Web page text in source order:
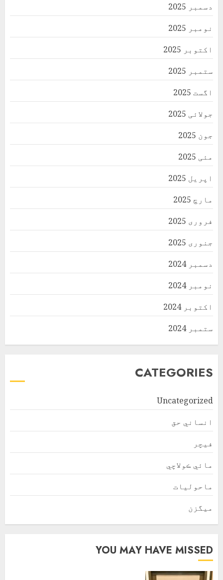
دسمبر 2025
نومبر 2025
اکتوبر 2025
ستمبر 2025
اگست 2025
جولائی 2025
جون 2025
مئی 2025
اپریل 2025
مارچ 2025
فروری 2025
جنوری 2025
دسمبر 2024
نومبر 2024
اکتوبر 2024
ستمبر 2024
CATEGORIES
Uncategorized
انساني حق
فیچر
مائي ڪولاچي
ماحولیات
ميگزن
YOU MAY HAVE MISSED